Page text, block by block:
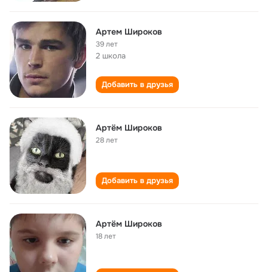
Артем Широков
39 лет
2 школа
Добавить в друзья
Артём Широков
28 лет
Добавить в друзья
Артём Широков
18 лет